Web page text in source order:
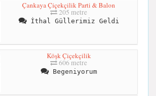
Çankaya Çiçekçilik Parti & Balon
205 metre
İthal Güllerimiz Geldi
Köşk Çiçekçilik
606 metre
Begeniyorum